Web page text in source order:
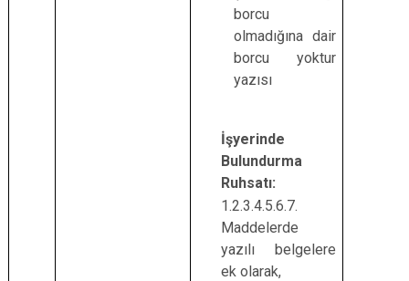
borcu
olmadığına dair
borcu yoktur
yazısı
İşyerinde
Bulundurma
Ruhsatı:
1.2.3.4.5.6.7.
Maddelerde
yazılı belgelere
ek olarak,